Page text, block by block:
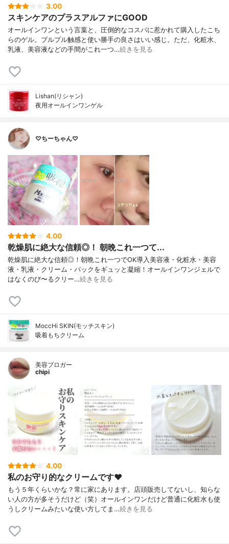
3.00
スキンケアのプラスアルファにGOOD
オールインワンという言葉と、圧倒的なコスパに惹かれて購入したこち
らのゲル。プルプル触感と使い勝手の良さはいい感じ。ただ、化粧水、
乳液、美容液などの手間がこれ一つ…続きを見る
Lishan(リシャン)
夜用オールインワンゲル
♡ちーちゃん♡
4.00
乾燥肌に絶大な信頼◎！ 朝晩これ一つて...
乾燥肌に絶大な信頼◎！朝晩これ一つでOK導入美容液・化粧水・美容
液・乳液・クリーム・パックをギュッと凝縮！オールインワンジェルで
はなくのび〜るクリー…続きを見る
MoccHi SKIN(モッチスキン)
吸着もちクリーム
美容ブロガー
chipi
4.00
私のお守り的なクリームです♥
もう５年くらいかな？常に家にあります。店頭販売してないし、知らな
い人の方が多そうだけど（笑）オールインワンだけど普通に化粧水も使
うしクリームみたいな使い方してま…続きを見る